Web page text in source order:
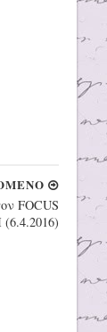
FOCUS
(6.4.2016)